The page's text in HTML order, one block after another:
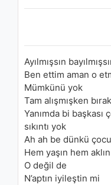
Ayılmışsın
Ben ettim aman o
Mümkünü yok
Tam alışmışken
Yanımda bi
sıkıntı yok
Ah ah be dünkü
Hem yaşın hem
O değil de
N’aptın iyileştin mi